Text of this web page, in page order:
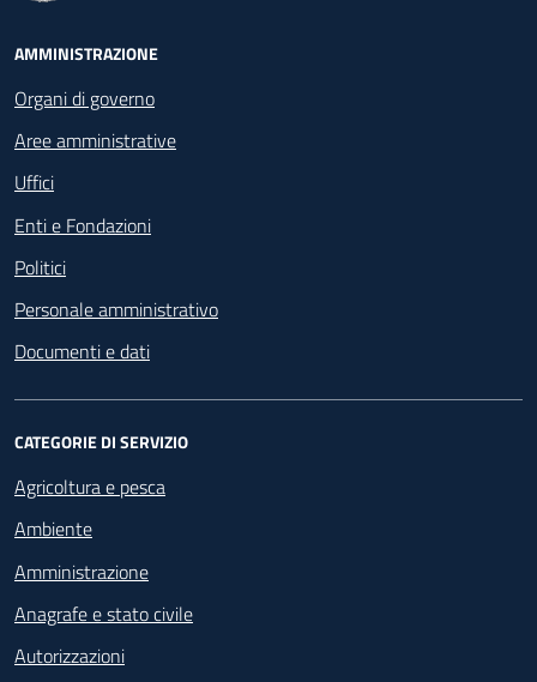
Footer - Navigazione
AMMINISTRAZIONE
Organi di governo
Aree amministrative
Uffici
Enti e Fondazioni
Politici
Personale amministrativo
Documenti e dati
CATEGORIE DI SERVIZIO
Agricoltura e pesca
Ambiente
Amministrazione
Anagrafe e stato civile
Autorizzazioni